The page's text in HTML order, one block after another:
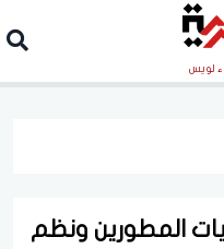
لويس
المطورين ونظم